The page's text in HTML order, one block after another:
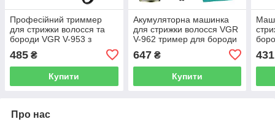
Професійний триммер
для стрижки волосся та
бороди VGR V-953 з
насадками, окантувальна
машинка
485 ₴
Купити
Акумуляторна машинка
для стрижки волосся VGR
V-962 тример для бороди
та вусів з насадками 1-7
мм
647₴
Купити
431
Про нас